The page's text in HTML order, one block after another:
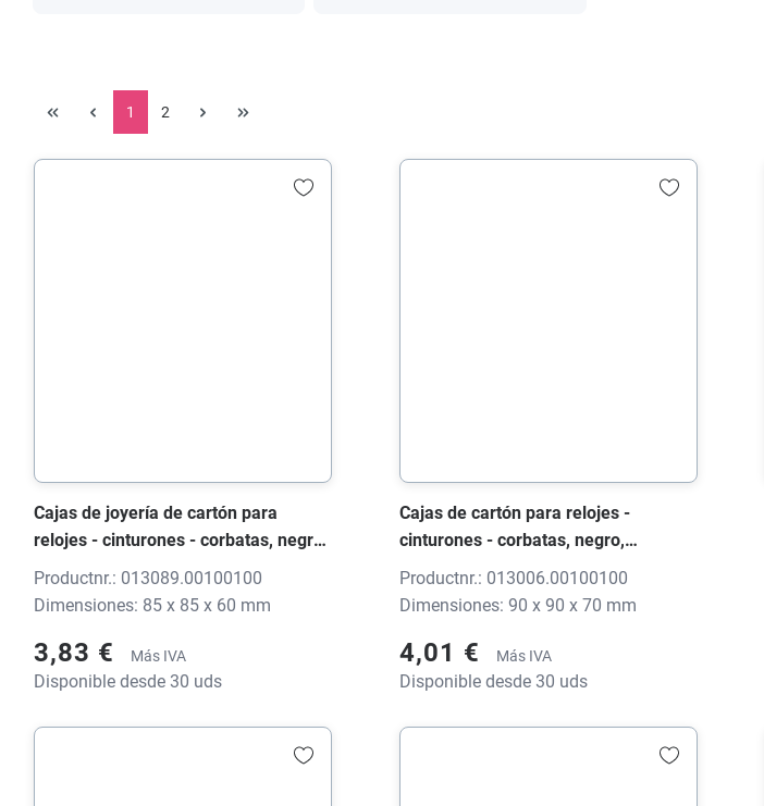
1 2
Cajas de joyería de cartón para
relojes - cinturones - corbatas, negro,
85x85x60 mm, sin impresión
Productnr.: 013089.00100100
Dimensiones: 85 x 85 x 60 mm
3,83 € Más IVA
Disponible desde 30 uds
Cajas de cartón para relojes -
cinturones - corbatas, negro,
90x90x70 mm, sin impresión
Productnr.: 013006.00100100
Dimensiones: 90 x 90 x 70 mm
4,01 € Más IVA
Disponible desde 30 uds